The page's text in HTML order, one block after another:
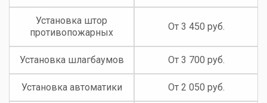
Установка штор
противопожарных
От 3 450 руб.
Установка шлагбаумов От 3 700 руб.
Установка автоматики От 2 050 руб.